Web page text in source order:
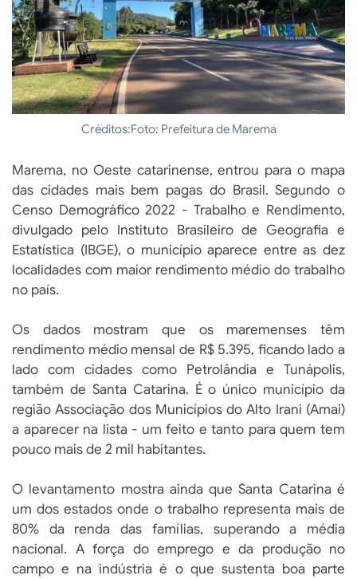
Créditos:Foto: Prefeitura de Marema
Marema, no Oeste catarinense, entrou para o mapa
das cidades mais bem pagas do Brasil. Segundo o
Censo Demográfico 2022 - Trabalho e Rendimento,
divulgado pelo Instituto Brasileiro de Geografia e
Estatística (IBGE), o município aparece entre as dez
localidades com maior rendimento médio do trabalho
no país.
Os dados mostram que os maremenses têm
rendimento médio mensal de R$ 5.395, ficando lado a
lado com cidades como Petrolândia e Tunápolis,
também de Santa Catarina. É o único município da
região Associação dos Municípios do Alto Irani (Amai)
a aparecer na lista - um feito e tanto para quem tem
pouco mais de 2 mil habitantes.
O levantamento mostra ainda que Santa Catarina é
um dos estados onde o trabalho representa mais de
80% da renda das famílias, superando a média
nacional. A força do emprego e da produção no
campo e na indústria é o que sustenta boa parte